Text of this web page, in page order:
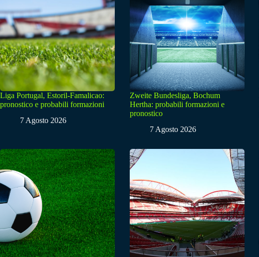
Liga Portugal, Estoril-Famalicao:
pronostico e probabili formazioni
7 Agosto 2026
Zweite Bundesliga, Bochum
Hertha: probabili formazioni e
pronostico
7 Agosto 2026